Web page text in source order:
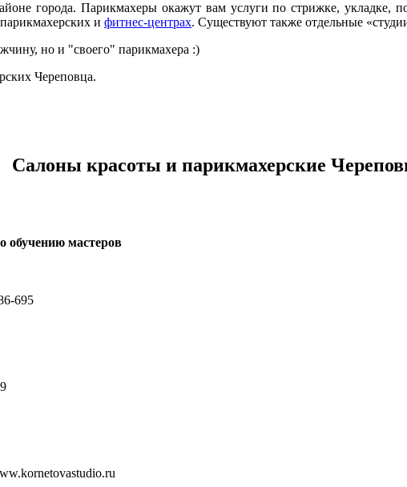
города. Парикмахеры окажут вам услуги по стрижке, укладке,
и фитнес-центрах. Существуют также отдельные
но и "своего" парикмахера :)
Череповца.
Салоны красоты и парикмахерские
обучению мастеров
695